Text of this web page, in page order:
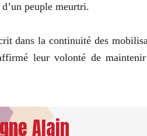
d’un peuple meurtri.
dans la continuité des
leur volonté de
Alain